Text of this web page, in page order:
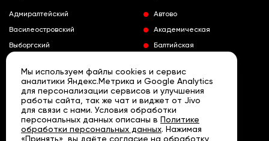
Адмиралтейский
Василеостровский
Выборгский
Колпинский
Красногвардейский
Краносельский
Кронштадтский
Курортный
Развернуть
Автово
Академическая
Балтийская
Выборгская
Гражданский проспект
Девяткино
Кировский завод
Ленинский проспект
Мы используем файлы cookies и сервис
аналитики Яндекс.Метрика и Google Analytics
для персонализации сервисов и улучшения
работы сайта, так же чат и виджет от Jivo
для связи с нами. Условия обработки
персональных данных описаны в Политике
обработки персональных данных. Нажимая
«Принять», вы даёте согласие на обработку